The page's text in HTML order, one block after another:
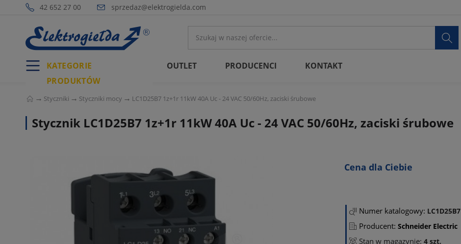
42 652 27 00 sprzedaz@elektrogielda.com

KATEGORIE
PRODUKTÓW
OUTLET PRODUCENCI KONTAKT
Styczniki Styczniki mocy LC1D25B7 1z+1r 11kW 40A Uc - 24 VAC 50/60Hz, zaciski śrubowe
Stycznik LC1D25B7 1z+1r 11kW 40A Uc - 24 VAC 50/60Hz, zaciski śrubowe
Cena dla Ciebie
Numer katalogowy: LC1D25B7
Producent: Schneider Electric
Stan w magazynie: 4 szt.